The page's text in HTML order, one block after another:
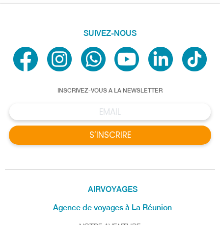
AIRVOYAGES
Agence de voyages à La Réunion
SUIVEZ-NOUS
INSCRIVEZ-VOUS A LA NEWSLETTER
S’INSCRIRE